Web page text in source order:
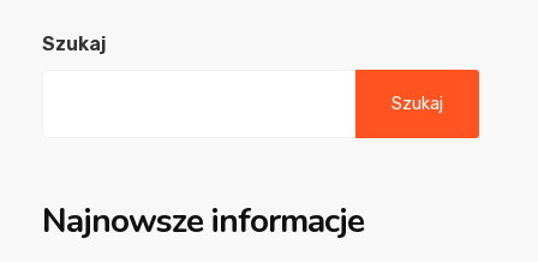
Szukaj
Szukaj
Najnowsze informacje